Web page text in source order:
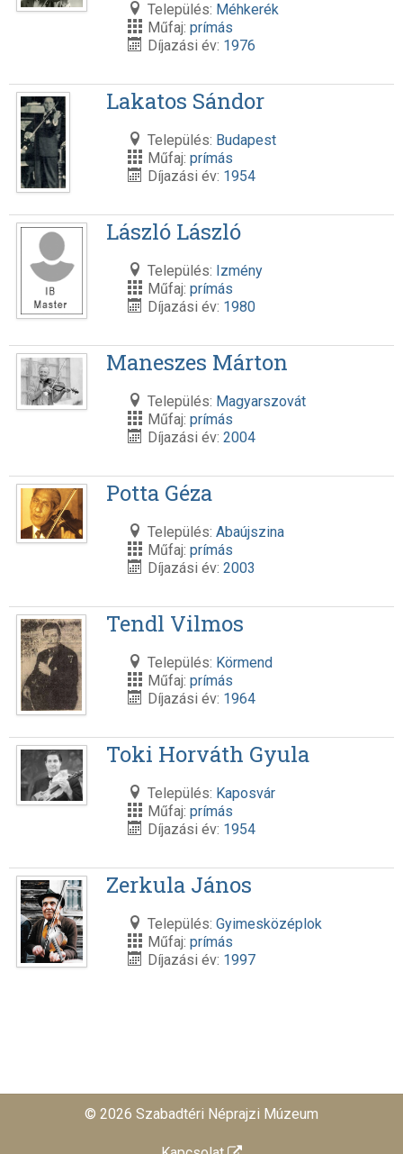
Település: Méhkerék
Műfaj: prímás
Díjazási év: 1976
Lakatos Sándor
Település: Budapest
Műfaj: prímás
Díjazási év: 1954
László László
Település: Izmény
Műfaj: prímás
Díjazási év: 1980
Maneszes Márton
Település: Magyarszovát
Műfaj: prímás
Díjazási év: 2004
Potta Géza
Település: Abaújszina
Műfaj: prímás
Díjazási év: 2003
Tendl Vilmos
Település: Körmend
Műfaj: prímás
Díjazási év: 1964
Toki Horváth Gyula
Település: Kaposvár
Műfaj: prímás
Díjazási év: 1954
Zerkula János
Település: Gyimesközéplok
Műfaj: prímás
Díjazási év: 1997
© 2026 Szabadtéri Néprajzi Múzeum